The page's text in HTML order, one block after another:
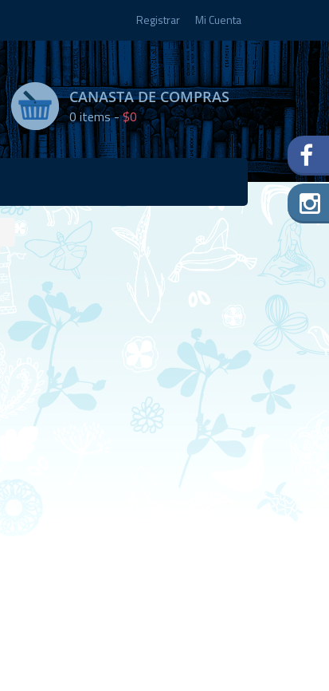
Registrar Mi Cuenta
CANASTA DE COMPRAS
0items -$0
Disponibilidad:
Agotado